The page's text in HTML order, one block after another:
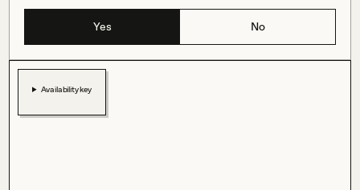
Yes No
Availability key